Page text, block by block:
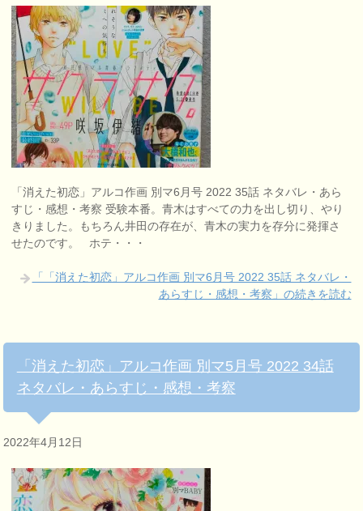
「消えた初恋」アルコ作画 別マ6月号 2022 35話 ネタバレ・あら
すじ・感想・考察 受験本番。青木はすべての力を出し切り、やり
きりました。もちろん井田の存在が、青木の実力を存分に発揮さ
せたのです。 ホテ・・・
「「消えた初恋」アルコ作画 別マ6月号 2022 35話 ネタバレ・
あらすじ・感想・考察」の続きを読む
「消えた初恋」アルコ作画 別マ5月号 2022 34話
ネタバレ・あらすじ・感想・考察
2022年4月12日